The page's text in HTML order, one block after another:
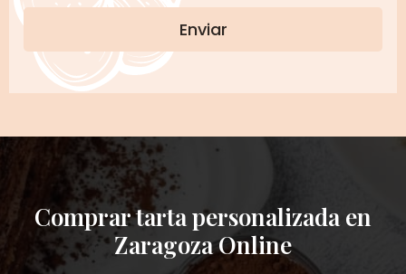
Comprar tarta personalizada en
Zaragoza Online